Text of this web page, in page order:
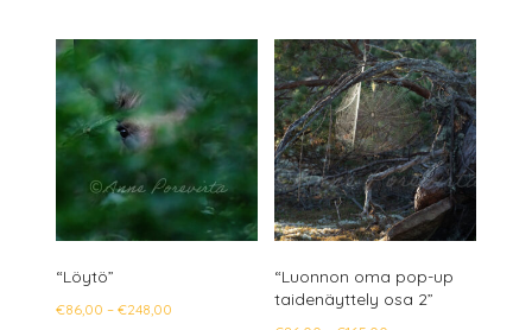
muunnelma.
tehdä
valinnat
tuotteen
sivulla.
Voit
tehdä
valinnat
tuotteen
sivulla.
“Löytö”
€86,00 – €248,00
“Luonnon oma pop-up
taidenäyttely osa 2”